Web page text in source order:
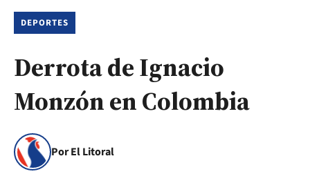
DEPORTES
Derrota de Ignacio
Monzón en Colombia
Por El Litoral